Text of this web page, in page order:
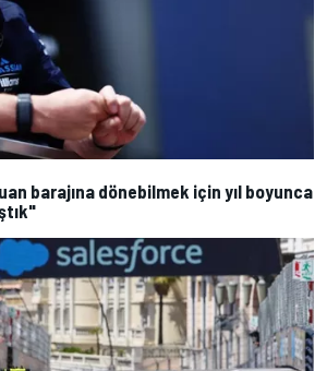
barajına dönebilmek için yıl boyunca